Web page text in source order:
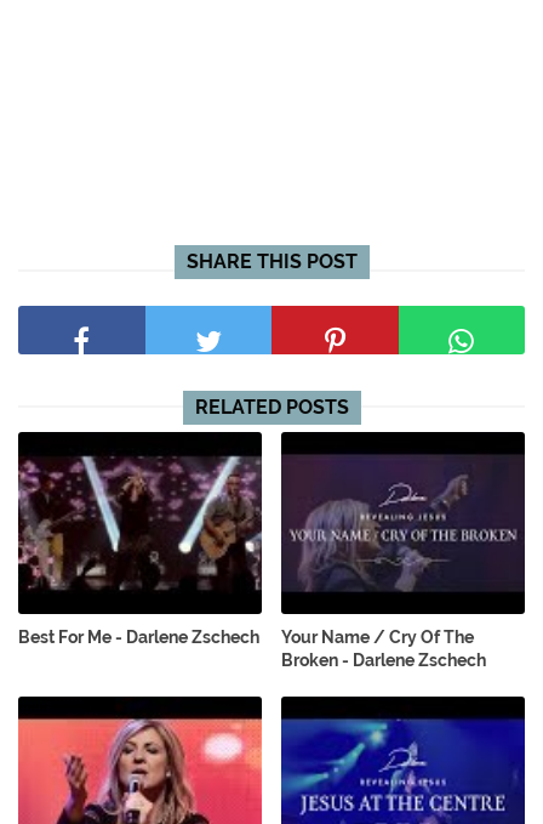
SHARE THIS POST
RELATED POSTS
Best For Me - Darlene Zschech
Your Name / Cry Of The
Broken - Darlene Zschech